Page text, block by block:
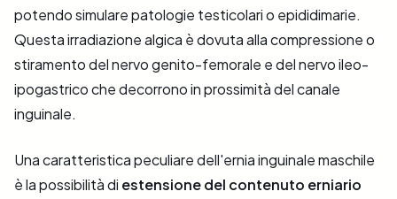
potendo simulare patologie testicolari o epididimarie.
Questa irradiazione algica è dovuta alla compressione o
stiramento del nervo genito-femorale e del nervo ileo-
ipogastrico che decorrono in prossimità del canale
inguinale.
Una caratteristica peculiare dell'ernia inguinale maschile
è la possibilità di estensione del contenuto erniario